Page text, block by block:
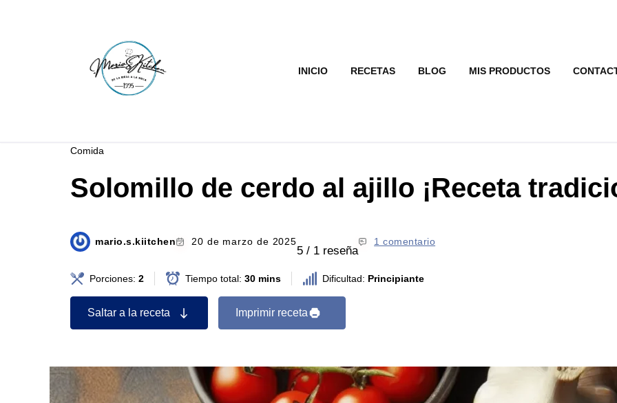
INICIO RECETAS BLOG MIS PRODUCTOS
Comida
Solomillo de cerdo al ajillo ¡Receta
mario.s.kiitchen 20 de marzo de 2025
5 / 1 reseña
1 comentario
Porciones: 2 Tiempo total: 30 mins Dificultad: Principiante
Saltar a la receta Imprimir receta